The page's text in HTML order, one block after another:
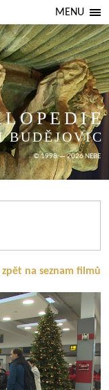
MENU
BUDĚJOVIC
© 1998 — 2026 NEBE
zpět na seznam filmů